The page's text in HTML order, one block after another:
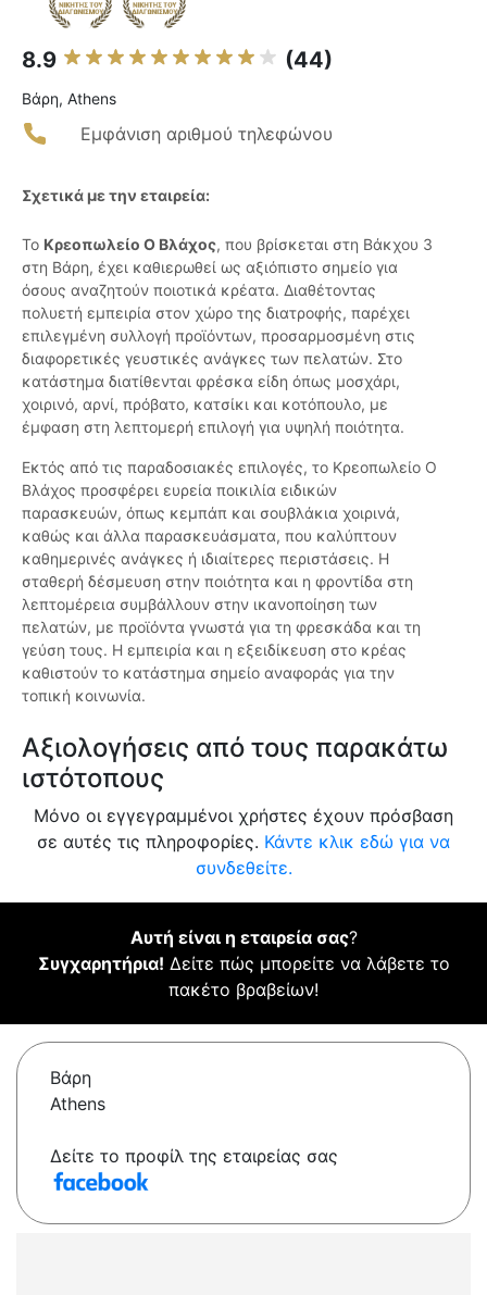
8.9 (44)
Βάρη, Athens
Εμφάνιση αριθμού τηλεφώνου
Σχετικά με την εταιρεία:
Το Κρεοπωλείο Ο Βλάχος, που βρίσκεται στη Βάκχου 3
στη Βάρη, έχει καθιερωθεί ως αξιόπιστο σημείο για
όσους αναζητούν ποιοτικά κρέατα. Διαθέτοντας
πολυετή εμπειρία στον χώρο της διατροφής, παρέχει
επιλεγμένη συλλογή προϊόντων, προσαρμοσμένη στις
διαφορετικές γευστικές ανάγκες των πελατών. Στο
κατάστημα διατίθενται φρέσκα είδη όπως μοσχάρι,
χοιρινό, αρνί, πρόβατο, κατσίκι και κοτόπουλο, με
έμφαση στη λεπτομερή επιλογή για υψηλή ποιότητα.
Εκτός από τις παραδοσιακές επιλογές, το Κρεοπωλείο Ο
Βλάχος προσφέρει ευρεία ποικιλία ειδικών
παρασκευών, όπως κεμπάπ και σουβλάκια χοιρινά,
καθώς και άλλα παρασκευάσματα, που καλύπτουν
καθημερινές ανάγκες ή ιδιαίτερες περιστάσεις. Η
σταθερή δέσμευση στην ποιότητα και η φροντίδα στη
λεπτομέρεια συμβάλλουν στην ικανοποίηση των
πελατών, με προϊόντα γνωστά για τη φρεσκάδα και τη
γεύση τους. Η εμπειρία και η εξειδίκευση στο κρέας
καθιστούν το κατάστημα σημείο αναφοράς για την
τοπική κοινωνία.
Αξιολογήσεις από τους παρακάτω
ιστότοπους
Μόνο οι εγγεγραμμένοι χρήστες έχουν πρόσβαση
σε αυτές τις πληροφορίες. Κάντε κλικ εδώ για να
συνδεθείτε.
Αυτή είναι η εταιρεία σας?
Συγχαρητήρια! Δείτε πώς μπορείτε να λάβετε το
πακέτο βραβείων!
Βάρη
Athens
Δείτε το προφίλ της εταιρείας σας